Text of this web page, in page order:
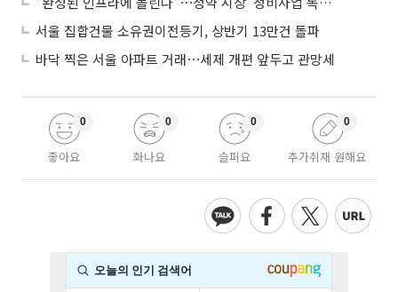
서울 집합건물 소유권이전등기, 상반기 13만건 돌파
바닥 찍은 서울 아파트 거래⋯세제 개편 앞두고 관망세
좋아요
0
화나요
0
슬퍼요
0
추가취재 원해요
0